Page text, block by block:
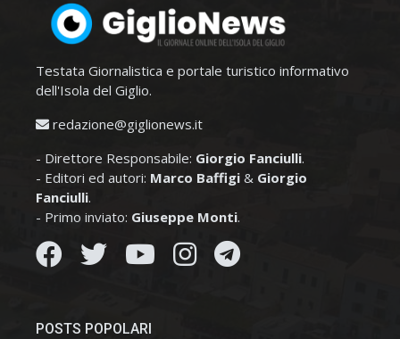
Testata Giornalistica e portale turistico informativo
dell'Isola del Giglio.
redazione@giglionews.it
- Direttore Responsabile: Giorgio Fanciulli.
- Editori ed autori: Marco Baffigi & Giorgio
Fanciulli.
- Primo inviato: Giuseppe Monti.
POSTS POPOLARI